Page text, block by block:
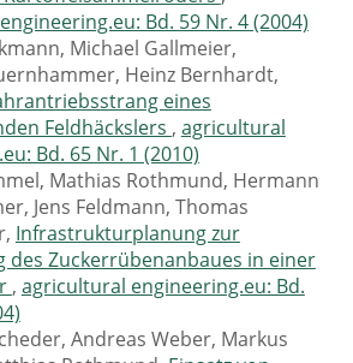
Bd. 59 Nr. 4 (2004)
Michael Gallmeier,
Heinz Bernhardt,
eines
Feldhäckslers , agricultural
Bd. 65 Nr. 1 (2010)
Mathias Rothmund, Hermann
Jens Feldmann, Thomas
Infrastrukturplanung zur
des Zuckerrübenanbaues in einer
, agricultural engineering.eu: Bd.
Andreas Weber, Markus